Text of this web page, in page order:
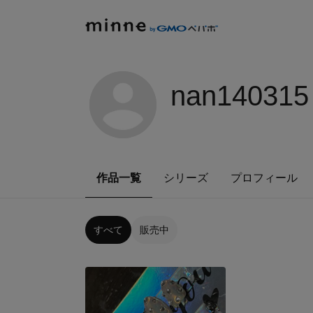
nan140315
作品一覧 シリーズ プロフィール
すべて 販売中